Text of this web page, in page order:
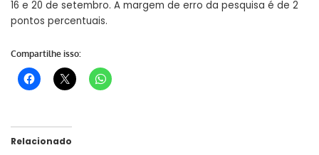
16 e 20 de setembro. A margem de erro da pesquisa é de 2
pontos percentuais.
Compartilhe isso:
Relacionado